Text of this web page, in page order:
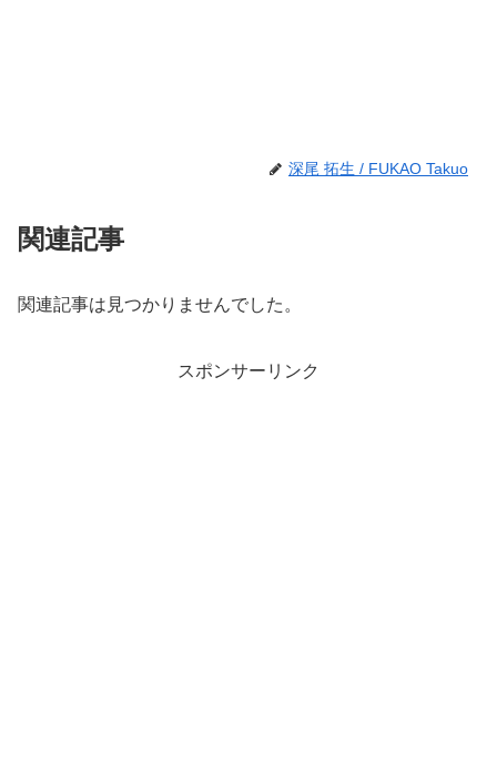
深尾 拓生 / FUKAO Takuo
関連記事
関連記事は見つかりませんでした。
スポンサーリンク